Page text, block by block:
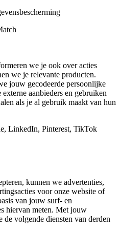
we je ook over acties
we je relevante producten.
jouw gecodeerde persoonlijke
aanbieders en gebruiken
als je al gebruik maakt van hun
LinkedIn, Pinterest, TikTok
kunnen we advertenties,
voor onze website of
van jouw surf- en
hiervan meten. Met jouw
de volgende diensten van derden